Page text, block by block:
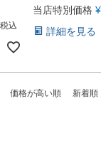
税込
当店特別価格 ¥
詳細を見る
価格が高い順 新着順